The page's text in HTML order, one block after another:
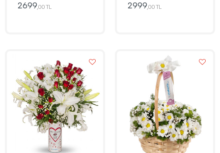
2699 ,00 TL 2999 ,00 TL